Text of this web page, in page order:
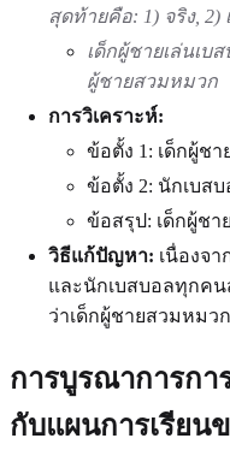
สุดท้ายคือ: 1) จริง,
เด็กผู้ชายเล่นเบ
ผู้ชายสวมหมวก
การวิเคราะห์:
ข้อตั้ง 1: เด็กผู้ชา
ข้อตั้ง 2: นักเบส
ข้อสรุป: เด็กผู้ชา
วิธีแก้ปัญหา: เนื่องจา
และนักเบสบอลทุกคน
ว่าเด็กผู้ชายสวมหมว
การบูรณาการกา
กับแผนการเรียน